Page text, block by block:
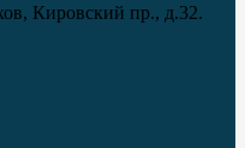
Кировский пр., д.32.